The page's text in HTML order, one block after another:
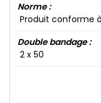
Norme :
Produit conforme
Double bandage :
2​ x 50​